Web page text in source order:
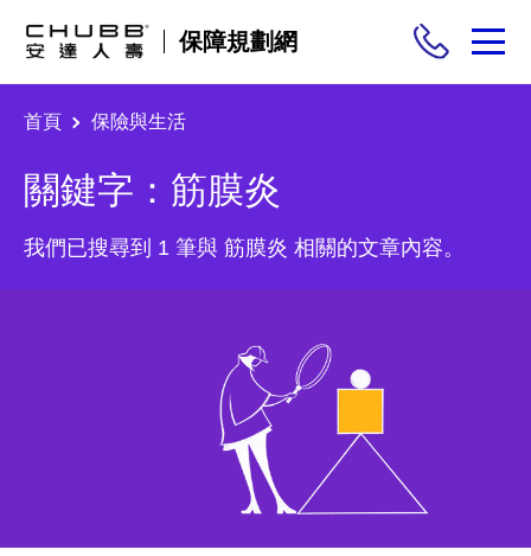
保障規劃網
保險商品
需求分析
首頁 保險與生活
關鍵字：筋膜炎
我們已搜尋到 1 筆與 筋膜炎 相關的文章內容。